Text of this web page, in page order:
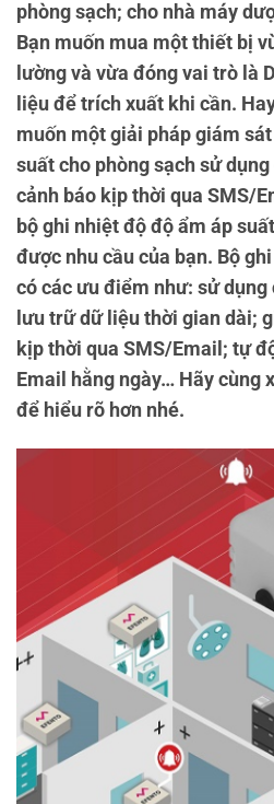
phòng sạch; cho nhà máy
Bạn muốn mua một thiết bị
lường và vừa đóng vai trò là
liệu để trích xuất khi cần.
muốn một giải pháp giám
suất cho phòng sạch sử
cảnh báo kịp thời qua SMS/
bộ ghi nhiệt độ độ ẩm áp
được nhu cầu của bạn. Bộ
có các ưu điểm như: sử dụng
lưu trữ dữ liệu thời gian dài;
kịp thời qua SMS/Email; tự
Email hằng ngày… Hãy cùng
để hiểu rõ hơn nhé.